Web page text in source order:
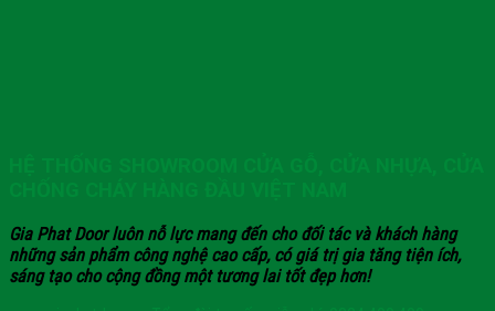
Gia Phat Door luôn nỗ lực mang đến cho đối tác và khách hàng
những sản phẩm công nghệ cao cấp, có giá trị gia tăng tiện ích,
sáng tạo cho cộng đồng một tương lai tốt đẹp hơn!